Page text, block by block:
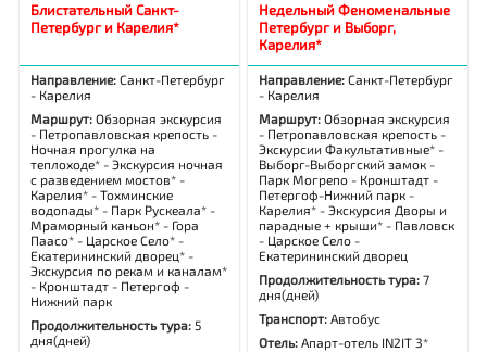
Блистательный Санкт-
Петербург и Карелия*
Направление:Санкт-Петербург
- Карелия
Маршрут:Обзорная экскурсия
- Петропавловская крепость -
Ночная прогулка на
теплоходе* - Экскурсия ночная
с разведением мостов* -
Карелия* - Тохминские
водопады* - Парк Рускеала* -
Мраморный каньон* - Гора
Паасо* - Царское Село* -
Екатерининский дворец* -
Экскурсия по рекам и каналам*
- Кронштадт - Петергоф -
Нижний парк
Продолжительность тура: 5
дня(дней)
Недельный Феноменальные
Петербург и Выборг,
Карелия*
Направление:Санкт-Петербург
- Карелия
Маршрут:Обзорная экскурсия
- Петропавловская крепость -
Экскурсии Факультативные* -
Выборг-Выборгский замок -
Парк Могрепо - Кронштадт -
Петергоф-Нижний парк -
Карелия* - Экскурсия Дворы и
парадные + крыши* - Павловск
- Царское Село -
Екатерининский дворец
Продолжительность тура:7
дня(дней)
Транспорт:Автобус
Отель:Апарт-отель IN2IT 3*